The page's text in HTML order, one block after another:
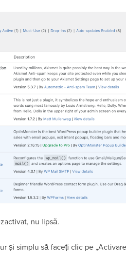
nu lipsă.
și simplu să faceți clic pe